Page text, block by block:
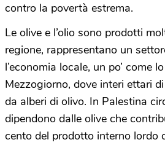
contro la povertà estrema.
Le olive e l’olio sono prodotti
regione, rappresentano un
l’economia locale, un po’ come
Mezzogiorno, dove interi ettari
da alberi di olivo. In Palestina
dipendono dalle olive che
cento del prodotto interno lordo